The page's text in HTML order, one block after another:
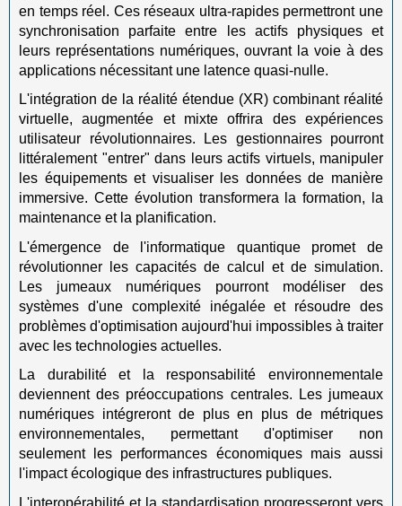
en temps réel. Ces réseaux ultra-rapides permettront une
synchronisation parfaite entre les actifs physiques et
leurs représentations numériques, ouvrant la voie à des
applications nécessitant une latence quasi-nulle.
L'intégration de la réalité étendue (XR) combinant réalité
virtuelle, augmentée et mixte offrira des expériences
utilisateur révolutionnaires. Les gestionnaires pourront
littéralement "entrer" dans leurs actifs virtuels, manipuler
les équipements et visualiser les données de manière
immersive. Cette évolution transformera la formation, la
maintenance et la planification.
L'émergence de l'informatique quantique promet de
révolutionner les capacités de calcul et de simulation.
Les jumeaux numériques pourront modéliser des
systèmes d'une complexité inégalée et résoudre des
problèmes d'optimisation aujourd'hui impossibles à traiter
avec les technologies actuelles.
La durabilité et la responsabilité environnementale
deviennent des préoccupations centrales. Les jumeaux
numériques intégreront de plus en plus de métriques
environnementales, permettant d'optimiser non
seulement les performances économiques mais aussi
l'impact écologique des infrastructures publiques.
L'interopérabilité et la standardisation progresseront vers